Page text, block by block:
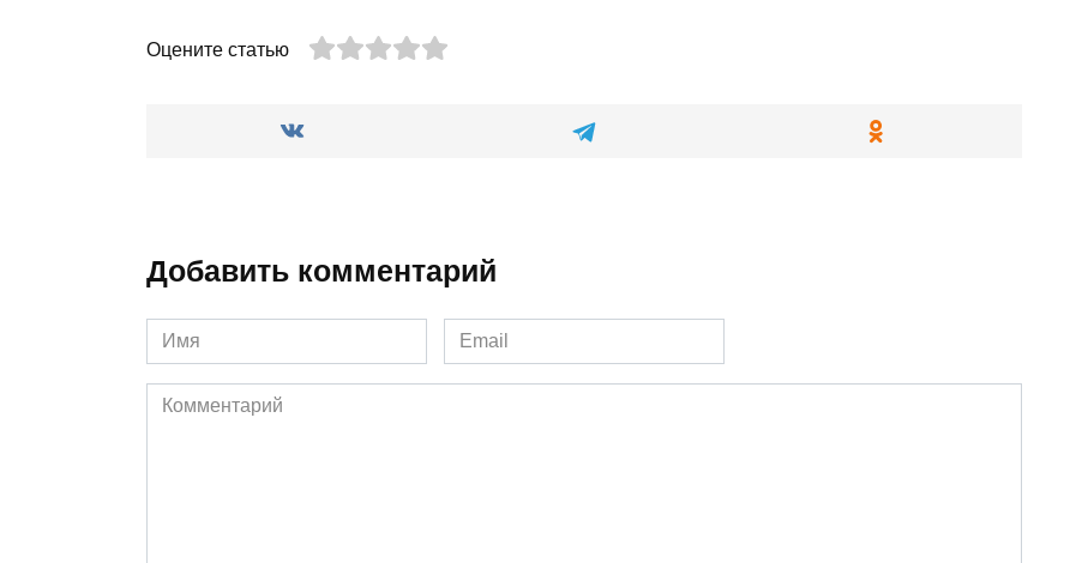
Оцените статью
Добавить комментарий
Имя
*
Email
*
Комментарий